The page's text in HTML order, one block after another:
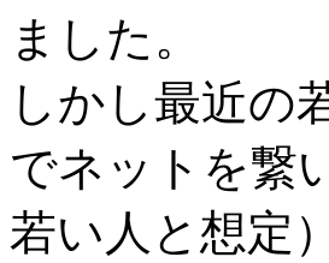
ました。
しかし最近の
でネットを繋
若い人と想定